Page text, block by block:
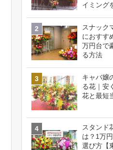
イミング
スナック
におすす
万円台で
る方法
キャバ嬢
る花｜安
花と最短
スタンド
は？1万
選び方【